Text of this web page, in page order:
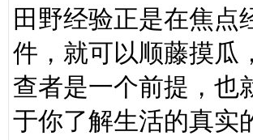
田野经验正是在焦点
件，就可以顺藤摸瓜
查者是一个前提，也
于你了解生活的真实